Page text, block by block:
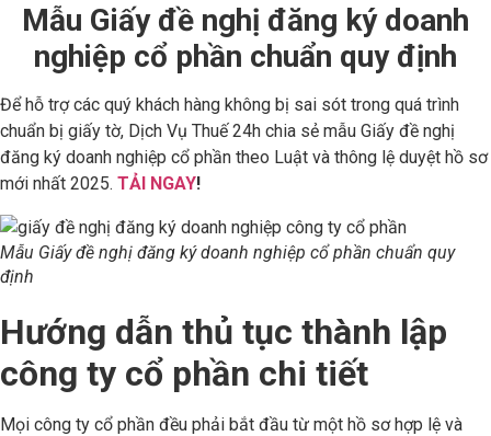
Mẫu Giấy đề nghị đăng ký doanh
nghiệp cổ phần chuẩn quy định
Để hỗ trợ các quý khách hàng không bị sai sót trong quá trình
chuẩn bị giấy tờ, Dịch Vụ Thuế 24h chia sẻ mẫu Giấy đề nghị
đăng ký doanh nghiệp cổ phần theo Luật và thông lệ duyệt hồ sơ
mới nhất 2025. TẢI NGAY!
Mẫu Giấy đề nghị đăng ký doanh nghiệp cổ phần chuẩn quy
định
Hướng dẫn thủ tục thành lập
công ty cổ phần chi tiết
Mọi công ty cổ phần đều phải bắt đầu từ một hồ sơ hợp lệ và